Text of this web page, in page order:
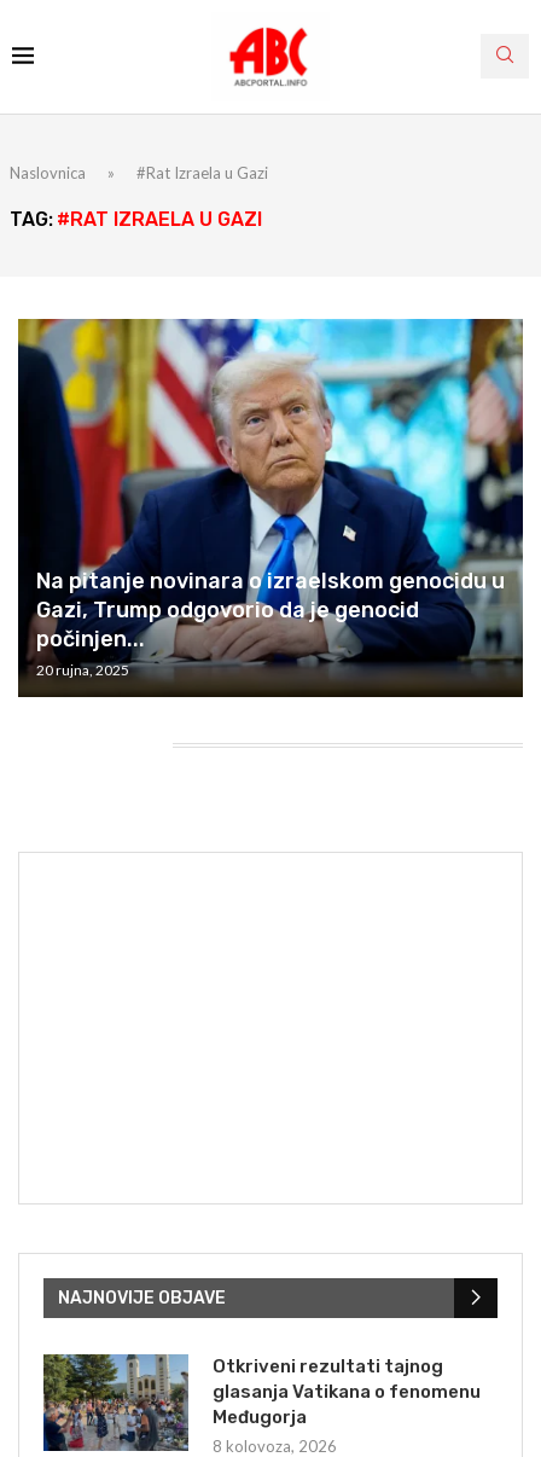
Naslovnica » #Rat Izraela u Gazi
TAG: #RAT IZRAELA U GAZI
Na pitanje novinara o izraelskom genocidu u
Gazi, Trump odgovorio da je genocid
počinjen...
20 rujna, 2025
NAJNOVIJE OBJAVE
Otkriveni rezultati tajnog
glasanja Vatikana o fenomenu
Međugorja
8 kolovoza, 2026